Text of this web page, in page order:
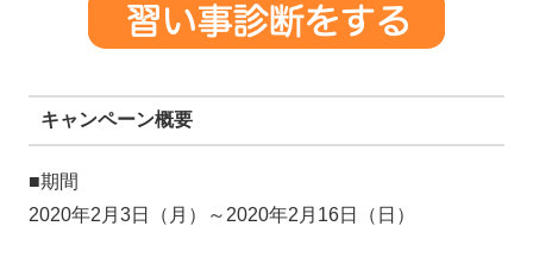
キャンペーン概要
■期間
2020年2月3日（月）～2020年2月16日（日）